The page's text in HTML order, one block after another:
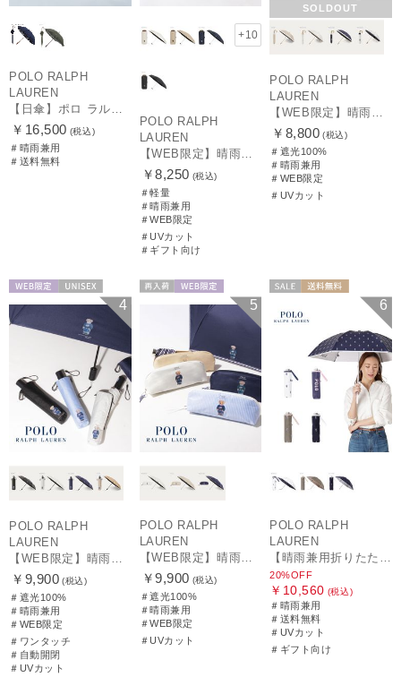
POLO RALPH
LAUREN
【日傘】ポロ ラルフ ローレン(POLO RALPH LAUREN)エンブフリル 長傘 【公式ムーンバット】 遮光 遮熱 UV 晴雨兼用
￥16,500 (税込)
＃晴雨兼用
＃送料無料
+10
POLO RALPH
LAUREN
【WEB限定】晴雨兼用折りたたみ日傘 ポロ ラルフ ローレン ポロポニー刺繍 POLO BEAR 雨の日OK 遮光100% 遮熱 簡単開閉 UV100% 晴雨兼用
￥8,250 (税込)
＃軽量
＃晴雨兼用
＃WEB限定
＃UVカット
＃ギフト向け
SOLDOUT
POLO RALPH
LAUREN
【WEB限定】晴雨兼用折りたたみ日傘 ポロ ラルフ ローレン（POLO RALPH LAUREN）ポロ ベア ポニー
￥8,800 (税込)
＃遮光100%
＃晴雨兼用
＃WEB限定
＃UVカット
4
POLO RALPH
LAUREN
￥9,900 (税込)
＃遮光100%
＃晴雨兼用
＃WEB限定
＃ワンタッチ
＃自動開閉
＃UVカット
5
POLO RALPH
LAUREN
￥9,900 (税込)
＃遮光100%
＃晴雨兼用
＃WEB限定
＃UVカット
ギフト向け
6
POLO RALPH
LAUREN
20%OFF
￥10,560 (税込)
＃晴雨兼用
＃送料無料
＃UVカット
＃ギフト向け